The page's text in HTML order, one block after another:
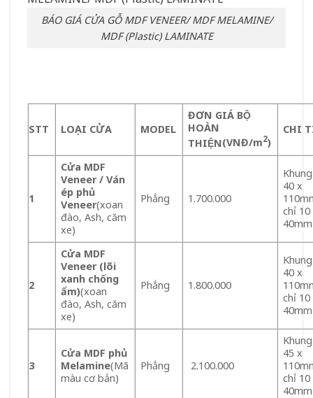
BÁO GIÁ CỬA GỖ MDF VENEER/ MDF MELAMINE/
MDF (Plastic) LAMINATE
STT LOẠI CỬA MODEL
ĐƠN GIÁ BỘ
HOÀN
THIỆN(VNĐ/m2)
CHI
1
Cửa MDF
Veneer / Ván
ép phủ
Veneer(xoan
đào, Ash, căm
xe)
Phẳng 1.700.000
40 x
chỉ 10
40mm
2
Cửa MDF
Veneer (lõi
xanh chống
ẩm)(xoan
đào, Ash, căm
xe)
Phẳng 1.800.000
40 x
chỉ 10
40mm
3
Cửa MDF phủ
Melamine(Mã
màu cơ bản)
Phẳng 2.100.000
45 x
chỉ 10
40mm